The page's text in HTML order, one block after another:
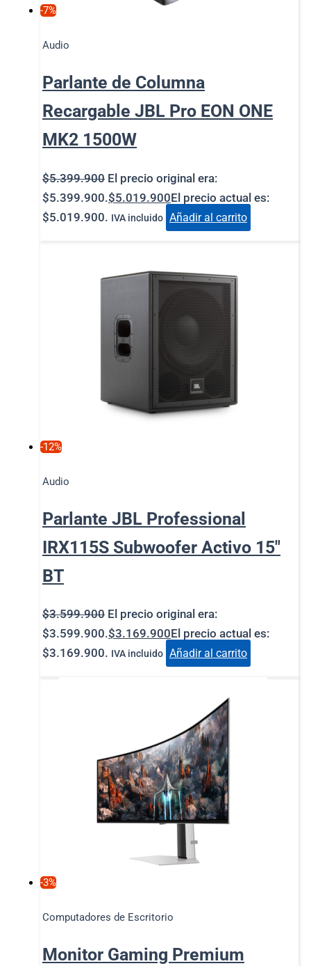
-7%
Audio
Parlante de Columna
Recargable JBL Pro EON ONE
MK2 1500W
$5.399.900 El precio original era:
$5.399.900.$5.019.900El precio actual es:
$5.019.900. IVA incluido Añadir al carrito
-12%
Audio
Parlante JBL Professional
IRX115S Subwoofer Activo 15″
BT
$3.599.900 El precio original era:
$3.599.900.$3.169.900El precio actual es:
$3.169.900. IVA incluido Añadir al carrito
-3%
Computadores de Escritorio
Monitor Gaming Premium